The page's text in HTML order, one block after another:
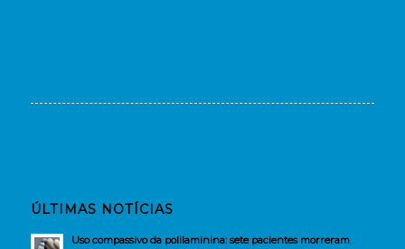
ÚLTIMAS NOTÍCIAS
Uso compassivo da polilaminina: sete pacientes morreram